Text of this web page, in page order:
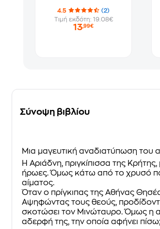
4.5
(2)
Τιμή εκδότη: 19.08€
13,99€
Σύνοψη βιβλίου
Μια μαγευτική αναδιατύπωση του
Η Αριάδνη, πριγκίπισσα της
ήρωες. Όμως κάτω από το χρυσό
αίματος.
Όταν ο πρίγκιπας της Αθήνας
Αψηφώντας τους θεούς,
σκοτώσει τον Μινώταυρο. Όμως η
αδερφή της, την οποία αφήνει πίσω;